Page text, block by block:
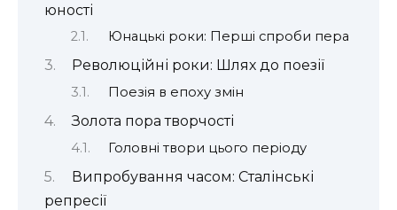
юності
Юнацькі роки: Перші спроби пера
Революційні роки: Шлях до поезії
Поезія в епоху змін
Золота пора творчості
Головні твори цього періоду
Випробування часом: Сталінські
репресії